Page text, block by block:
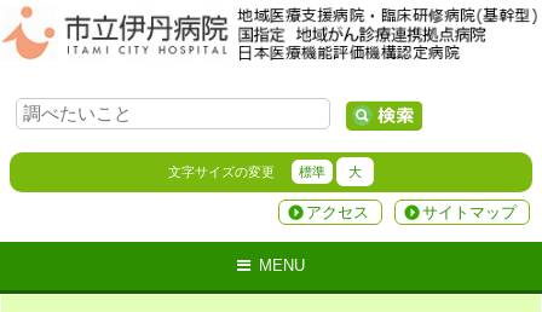
文字サイズの変更 標準 大
サイトマップ
アクセス
MENU